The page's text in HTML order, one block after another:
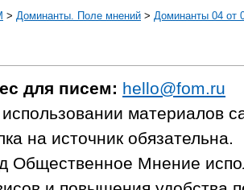
> Доминанты. Поле мнений > Доминанты 04 от
для писем: hello@fom.ru
материалов
на источник обязательна.
Общественное Мнение